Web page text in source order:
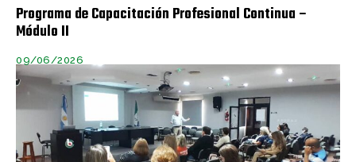
Programa de Capacitación Profesional Continua –
Módulo II
09/06/2026